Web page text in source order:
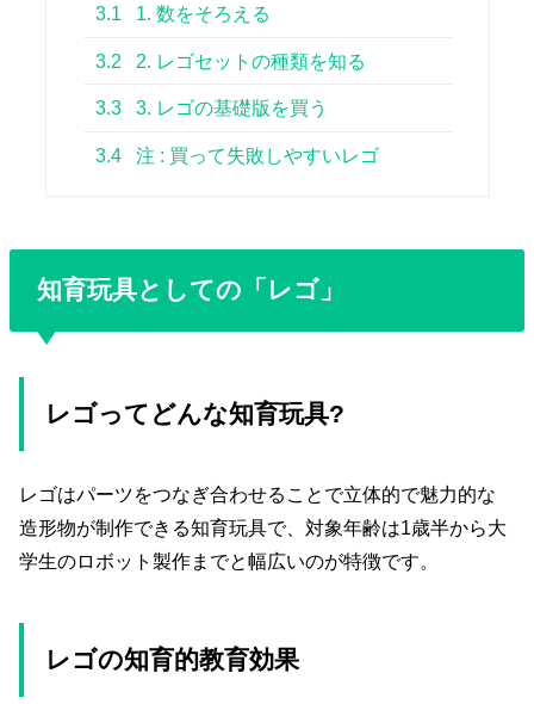
3.1 1. 数をそろえる
3.2 2. レゴセットの種類を知る
3.3 3. レゴの基礎版を買う
3.4 注 : 買って失敗しやすいレゴ
知育玩具としての「レゴ」
レゴってどんな知育玩具?
レゴはパーツをつなぎ合わせることで立体的で魅力的な
造形物が制作できる知育玩具で、対象年齢は1歳半から大
学生のロボット製作までと幅広いのが特徴です。
レゴの知育的教育効果